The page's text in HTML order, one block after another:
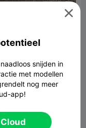

snijden in
met modellen
nog meer
app!